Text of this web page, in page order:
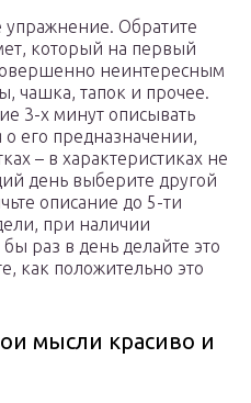
упражнение. Обратите
который на первый
неинтересным
чашка, тапок и прочее.
3-х минут описывать
о его предназначении,
– в характеристиках не
день выберите другой
описание до 5-ти
при наличии
раз в день делайте это
как положительно это
мысли красиво и